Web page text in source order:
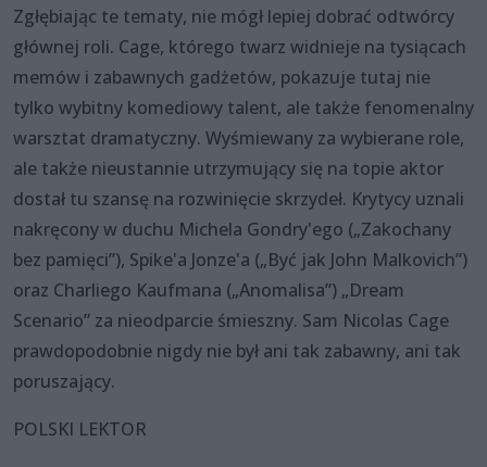
Zgłębiając te tematy, nie mógł lepiej dobrać odtwórcy
głównej roli. Cage, którego twarz widnieje na tysiącach
memów i zabawnych gadżetów, pokazuje tutaj nie
tylko wybitny komediowy talent, ale także fenomenalny
warsztat dramatyczny. Wyśmiewany za wybierane role,
ale także nieustannie utrzymujący się na topie aktor
dostał tu szansę na rozwinięcie skrzydeł. Krytycy uznali
nakręcony w duchu Michela Gondry'ego („Zakochany
bez pamięci”), Spike'a Jonze'a („Być jak John Malkovich”)
oraz Charliego Kaufmana („Anomalisa”) „Dream
Scenario” za nieodparcie śmieszny. Sam Nicolas Cage
prawdopodobnie nigdy nie był ani tak zabawny, ani tak
poruszający.
POLSKI LEKTOR